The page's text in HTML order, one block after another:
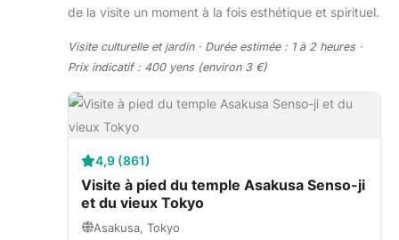
de la visite un moment à la fois esthétique et spirituel.
Visite culturelle et jardin · Durée estimée : 1 à 2 heures ·
Prix indicatif : 400 yens (environ 3 €)
4,9 (861)
Visite à pied du temple Asakusa Senso-ji
et du vieux Tokyo
Asakusa, Tokyo